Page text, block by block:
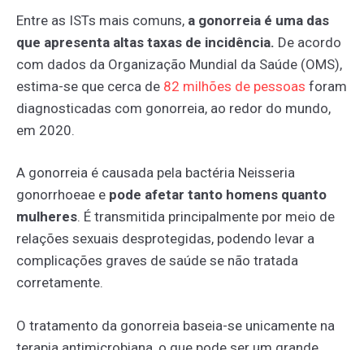
Entre as ISTs mais comuns, a gonorreia é uma das
que apresenta altas taxas de incidência. De acordo
com dados da Organização Mundial da Saúde (OMS),
estima-se que cerca de 82 milhões de pessoas foram
diagnosticadas com gonorreia, ao redor do mundo,
em 2020.
A gonorreia é causada pela bactéria Neisseria
gonorrhoeae e pode afetar tanto homens quanto
mulheres. É transmitida principalmente por meio de
relações sexuais desprotegidas, podendo levar a
complicações graves de saúde se não tratada
corretamente.
O tratamento da gonorreia baseia-se unicamente na